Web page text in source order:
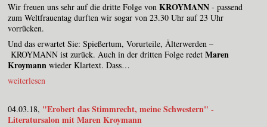
Wir freuen uns sehr auf die dritte Folge von KROYMANN - passend
zum Weltfrauentag durften wir sogar von 23.30 Uhr auf 23 Uhr
vorrücken.
Und das erwartet Sie: Spießertum, Vorurteile, Älterwerden –
KROYMANN ist zurück. Auch in der dritten Folge redet Maren
Kroymann wieder Klartext. Dass…
weiterlesen
04.03.18, "Erobert das Stimmrecht, meine Schwestern" -
Literatursalon mit Maren Kroymann